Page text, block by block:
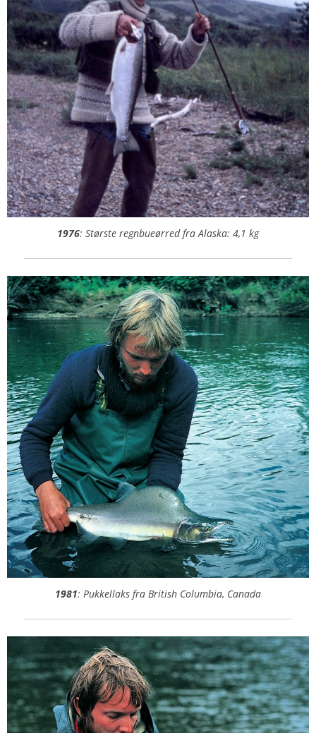
1976: Største regnbueørred fra Alaska: 4,1 kg
1981: Pukkellaks fra British Columbia, Canada